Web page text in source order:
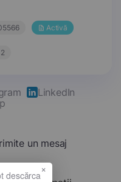
Activă
LinkedIn
un mesaj
×